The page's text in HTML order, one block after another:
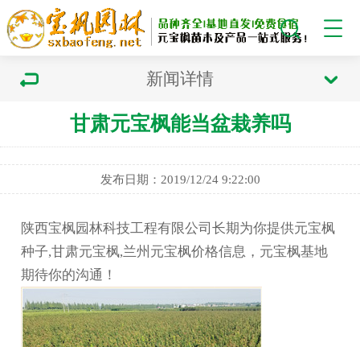
新闻详情
甘肃元宝枫能当盆栽养吗
发布日期：2019/12/24 9:22:00
陕西宝枫园林科技工程有限公司长期为你提供元宝枫
种子,甘肃元宝枫,兰州元宝枫价格信息，元宝枫基地
期待你的沟通！